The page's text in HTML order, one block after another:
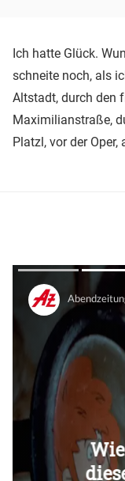
Ich hatte Glück.
schneite noch, als
Altstadt, durch den
Maximilianstraße,
Platzl, vor der